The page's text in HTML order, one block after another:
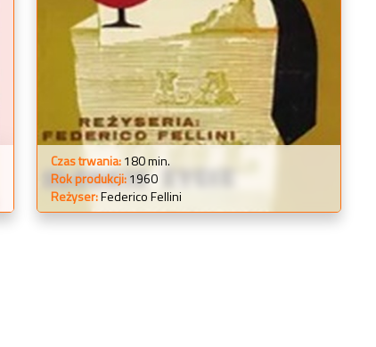
Czas trwania:180 min.
Rok produkcji:1960
Reżyser:Federico Fellini